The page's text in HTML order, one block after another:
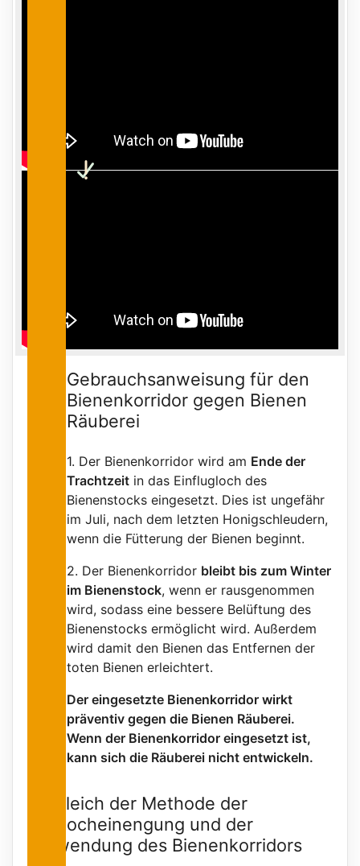
Gebrauchsanweisung für den
Bienenkorridor gegen Bienen
Räuberei
1. Der Bienenkorridor wird am Ende der
Trachtzeitin das Einflugloch des
Bienenstocks eingesetzt. Dies ist ungefähr
im Juli, nach dem letzten Honigschleudern,
wenn die Fütterung der Bienen beginnt.
2. Der Bienenkorridor bleibt bis zum Winter
im Bienenstock, wenn er rausgenommen
wird, sodass eine bessere Belüftung des
Bienenstocks ermöglicht wird. Außerdem
wird damit den Bienen das Entfernen der
toten Bienen erleichtert.
Der eingesetzte Bienenkorridor wirkt
präventiv gegen die Bienen Räuberei.
Wenn der Bienenkorridor eingesetzt ist,
kann sich die Räuberei nicht entwickeln.
Vergleich der Methode der
Fluglocheinengung und der
Verwendung des Bienenkorridors